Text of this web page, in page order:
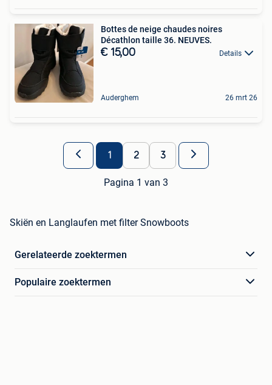
Bottes de neige chaudes noires
Décathlon taille 36. NEUVES.
€ 15,00 Details
Auderghem 26 mrt 26
1 2 3
Pagina 1 van 3
Skiën en Langlaufen met filter Snowboots
Gerelateerde zoektermen
Populaire zoektermen